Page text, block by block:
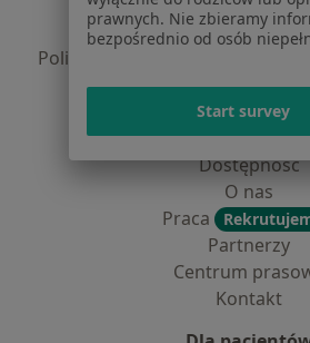
Polityka prywatności
Polityka prywatności dla
dane pozyskaliśmy
Polityka cookies
Jak działają wyniki
Dostępność
O nas
Praca
Partnerzy
Centrum
Kontakt
prawnych. Nie zbieramy
bezpośrednio od osób
Start survey